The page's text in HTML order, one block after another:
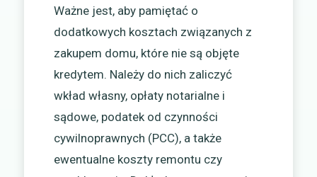
Ważne jest, aby pamiętać o
dodatkowych kosztach związanych z
zakupem domu, które nie są objęte
kredytem. Należy do nich zaliczyć
wkład własny, opłaty notarialne i
sądowe, podatek od czynności
cywilnoprawnych (PCC), a także
ewentualne koszty remontu czy